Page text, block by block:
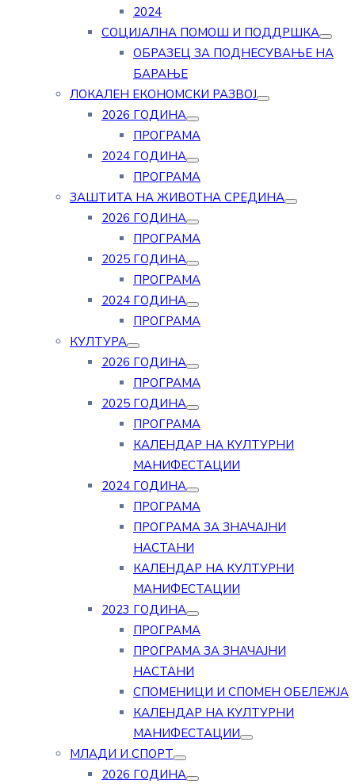
2024
СОЦИЈАЛНА ПОМОШ И ПОДДРШКА
ОБРАЗЕЦ ЗА ПОДНЕСУВАЊЕ НА
БАРАЊЕ
ЛОКАЛЕН ЕКОНОМСКИ РАЗВОЈ
2026 ГОДИНА
ПРОГРАМА
2024 ГОДИНА
ПРОГРАМА
ЗАШТИТА НА ЖИВОТНА СРЕДИНА
2026 ГОДИНА
ПРОГРАМА
2025 ГОДИНА
ПРОГРАМА
2024 ГОДИНА
ПРОГРАМА
КУЛТУРА
2026 ГОДИНА
ПРОГРАМА
2025 ГОДИНА
ПРОГРАМА
КАЛЕНДАР НА КУЛТУРНИ
МАНИФЕСТАЦИИ
2024 ГОДИНА
ПРОГРАМА
ПРОГРАМА ЗА ЗНАЧАЈНИ
НАСТАНИ
КАЛЕНДАР НА КУЛТУРНИ
МАНИФЕСТАЦИИ
2023 ГОДИНА
ПРОГРАМА
ПРОГРАМА ЗА ЗНАЧАЈНИ
НАСТАНИ
СПОМЕНИЦИ И СПОМЕН ОБЕЛЕЖЈА
КАЛЕНДАР НА КУЛТУРНИ
МАНИФЕСТАЦИИ
МЛАДИ И СПОРТ
2026 ГОДИНА